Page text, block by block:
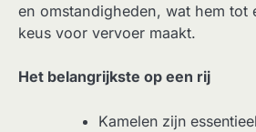
en omstandigheden, wat hem tot
keus voor vervoer maakt.
Het belangrijkste op een rij
Kamelen zijn